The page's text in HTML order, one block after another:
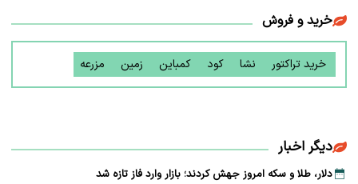
خرید و فروش
خرید تراکتور نشا کود کمباین زمین مزرعه
دیگر اخبار
دلار، طلا و سکه امروز جهش کردند؛ بازار وارد فاز تازه شد